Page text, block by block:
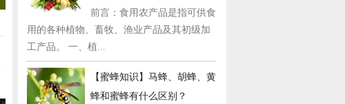
前言：食用农产品是指可供食
用的各种植物、畜牧、渔业产品及其初级加
工产品。 一、植...
【蜜蜂知识】马蜂、胡蜂、黄
蜂和蜜蜂有什么区别？